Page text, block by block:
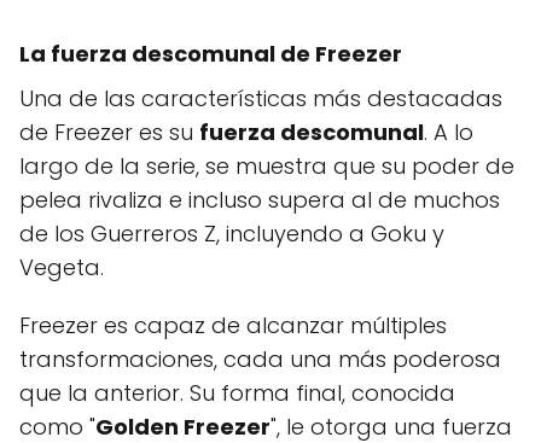
La fuerza descomunal de Freezer
Una de las características más destacadas
de Freezer es su fuerza descomunal. A lo
largo de la serie, se muestra que su poder de
pelea rivaliza e incluso supera al de muchos
de los Guerreros Z, incluyendo a Goku y
Vegeta.
Freezer es capaz de alcanzar múltiples
transformaciones, cada una más poderosa
que la anterior. Su forma final, conocida
como "Golden Freezer", le otorga una fuerza